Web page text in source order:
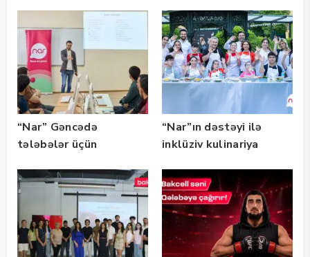
təqaüd proqramının
qalibləri ilə görüş
keçirib
“Nar” Gəncədə
tələbələr üçün
təlimləri təşkil edib
“Nar”ın dəstəyi ilə
inklüziv kulinariya
keçirilib — Fotolar